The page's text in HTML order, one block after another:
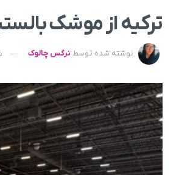
ترکیه از موشک بالستیک
نوشته شده توسط نرگس چالوک